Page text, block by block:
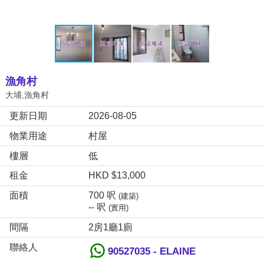
漁角村
大埔,漁角村
更新日期
2026-08-05
物業用途
村屋
樓層
低
租金
HKD $13,000
面積
700 呎(建築)
-- 呎(實用)
間隔
2房1廳1廁
聯絡人
90527035 - ELAINE